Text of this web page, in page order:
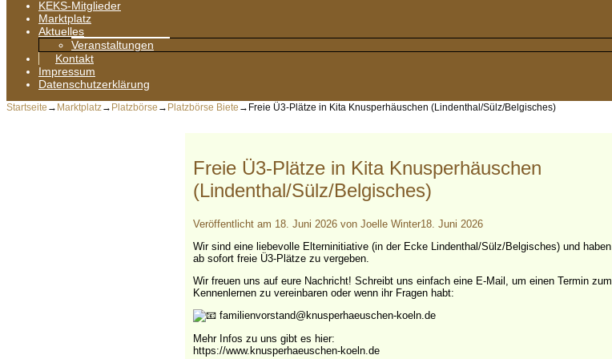
KEKS-Mitglieder
Marktplatz
Aktuelles
Veranstaltungen
Kontakt
Impressum
Datenschutzerklärung
Startseite → Marktplatz→ Platzbörse → Platzbörse Biete → Freie Ü3-Plätze in Kita Knusperhäuschen (Lindenthal/Sülz/Belgisches)
Freie Ü3-Plätze in Kita Knusperhäuschen
(Lindenthal/Sülz/Belgisches)
Veröffentlicht am 18. Juni 2026 von Joelle Winter18. Juni 2026
Wir sind eine liebevolle Elterninitiative (in der Ecke Lindenthal/Sülz/Belgisches) und haben
ab sofort freie Ü3-Plätze zu vergeben.
Wir freuen uns auf eure Nachricht! Schreibt uns einfach eine E-Mail, um einen Termin zum
Kennenlernen zu vereinbaren oder wenn ihr Fragen habt:
familienvorstand@knusperhaeuschen-koeln.de
Mehr Infos zu uns gibt es hier:
https://www.knusperhaeuschen-koeln.de